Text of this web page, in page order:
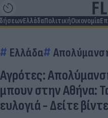
ΕλλάδαΠολιτικήΟικονομία
Ελλάδα
Αγρότες:
μπουν στην Αθήνα:
ευλογιά - Δείτε